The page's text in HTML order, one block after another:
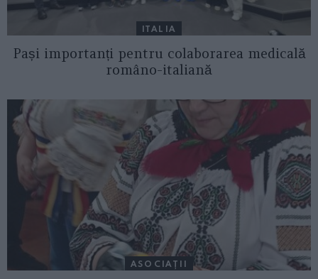
ITALIA
Pași importanți pentru colaborarea medicală
româno-italiană
ASOCIAŢII